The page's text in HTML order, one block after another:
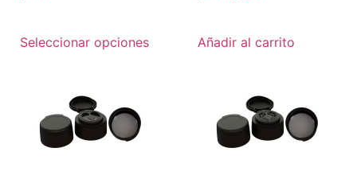
Seleccionar opciones Añadir al carrito